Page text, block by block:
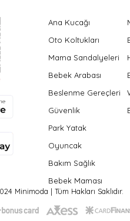
Ana Kucağı
Oto Koltukları
Mama Sandalyeleri
Bebek Arabası
Beslenme Gereçleri
Güvenlik
Park Yatak
Oyuncak
Bakım Sağlık
Bebek Maması
Minimoda | Tüm Hakları Saklıdır.